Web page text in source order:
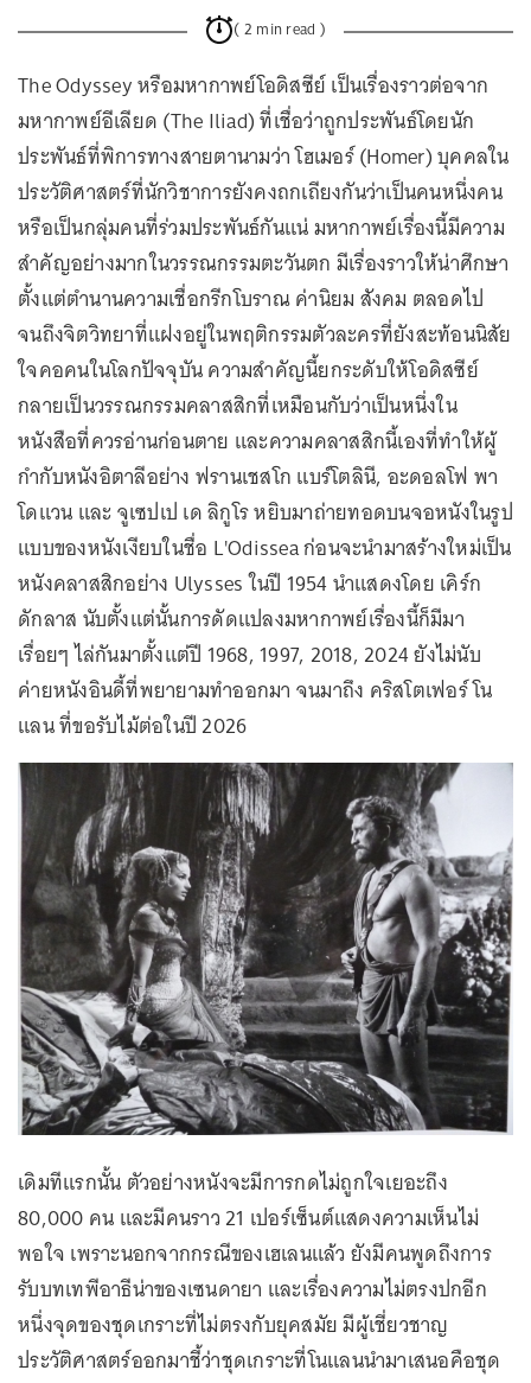
( 2 min read )
The Odyssey หรือมหากาพย์โอดิสซีย์ เป็นเรื่องราวต่อจาก
มหากาพย์อีเลียด (The Iliad) ที่เชื่อว่าถูกประพันธ์โดยนัก
ประพันธ์ที่พิการทางสายตานามว่า โฮเมอร์ (Homer) บุคคลใน
ประวัติศาสตร์ที่นักวิชาการยังคงถกเถียงกันว่าเป็นคนหนึ่งคน
หรือเป็นกลุ่มคนที่ร่วมประพันธ์กันแน่ มหากาพย์เรื่องนี้มีความ
สำคัญอย่างมากในวรรณกรรมตะวันตก มีเรื่องราวให้น่าศึกษา
ตั้งแต่ตำนานความเชื่อกรีกโบราณ ค่านิยม สังคม ตลอดไป
จนถึงจิตวิทยาที่แฝงอยู่ในพฤติกรรมตัวละครที่ยังสะท้อนนิสัย
ใจคอคนในโลกปัจจุบัน ความสำคัญนี้ยกระดับให้โอดิสซีย์
กลายเป็นวรรณกรรมคลาสสิกที่เหมือนกับว่าเป็นหนึ่งใน
หนังสือที่ควรอ่านก่อนตาย และความคลาสสิกนี้เองที่ทำให้ผู้
กำกับหนังอิตาลีอย่าง ฟรานเชสโก แบร์โตลินี, อะดอลโฟ พา
โดแวน และ จูเซปเป เด ลิกูโร หยิบมาถ่ายทอดบนจอหนังในรูป
แบบของหนังเงียบในชื่อ L'Odissea ก่อนจะนำมาสร้างใหม่เป็น
หนังคลาสสิกอย่าง Ulysses ในปี 1954 นำแสดงโดย เคิร์ก
ดักลาส นับตั้งแต่นั้นการดัดแปลงมหากาพย์เรื่องนี้ก็มีมา
เรื่อยๆ ไล่กันมาตั้งแต่ปี 1968, 1997, 2018, 2024 ยังไม่นับ
ค่ายหนังอินดี้ที่พยายามทำออกมา จนมาถึง คริสโตเฟอร์ โน
แลน ที่ขอรับไม้ต่อในปี 2026
เดิมทีแรกนั้น ตัวอย่างหนังจะมีการกดไม่ถูกใจเยอะถึง
80,000 คน และมีคนราว 21 เปอร์เซ็นต์แสดงความเห็นไม่
พอใจ เพราะนอกจากกรณีของเฮเลนแล้ว ยังมีคนพูดถึงการ
รับบทเทพีอาธีน่าของเซนดายา และเรื่องความไม่ตรงปกอีก
หนึ่งจุดของชุดเกราะที่ไม่ตรงกับยุคสมัย มีผู้เชี่ยวชาญ
ประวัติศาสตร์ออกมาชี้ว่าชุดเกราะที่โนแลนนำมาเสนอคือชุด